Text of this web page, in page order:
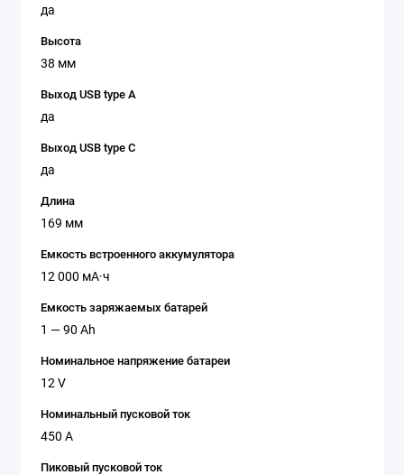
да
Высота
38 мм
Выход USB type A
да
Выход USB type C
да
Длина
169 мм
Емкость встроенного аккумулятора
12 000 мА·ч
Емкость заряжаемых батарей
1 — 90 Ah
Номинальное напряжение батареи
12 V
Номинальный пусковой ток
450 А
Пиковый пусковой ток